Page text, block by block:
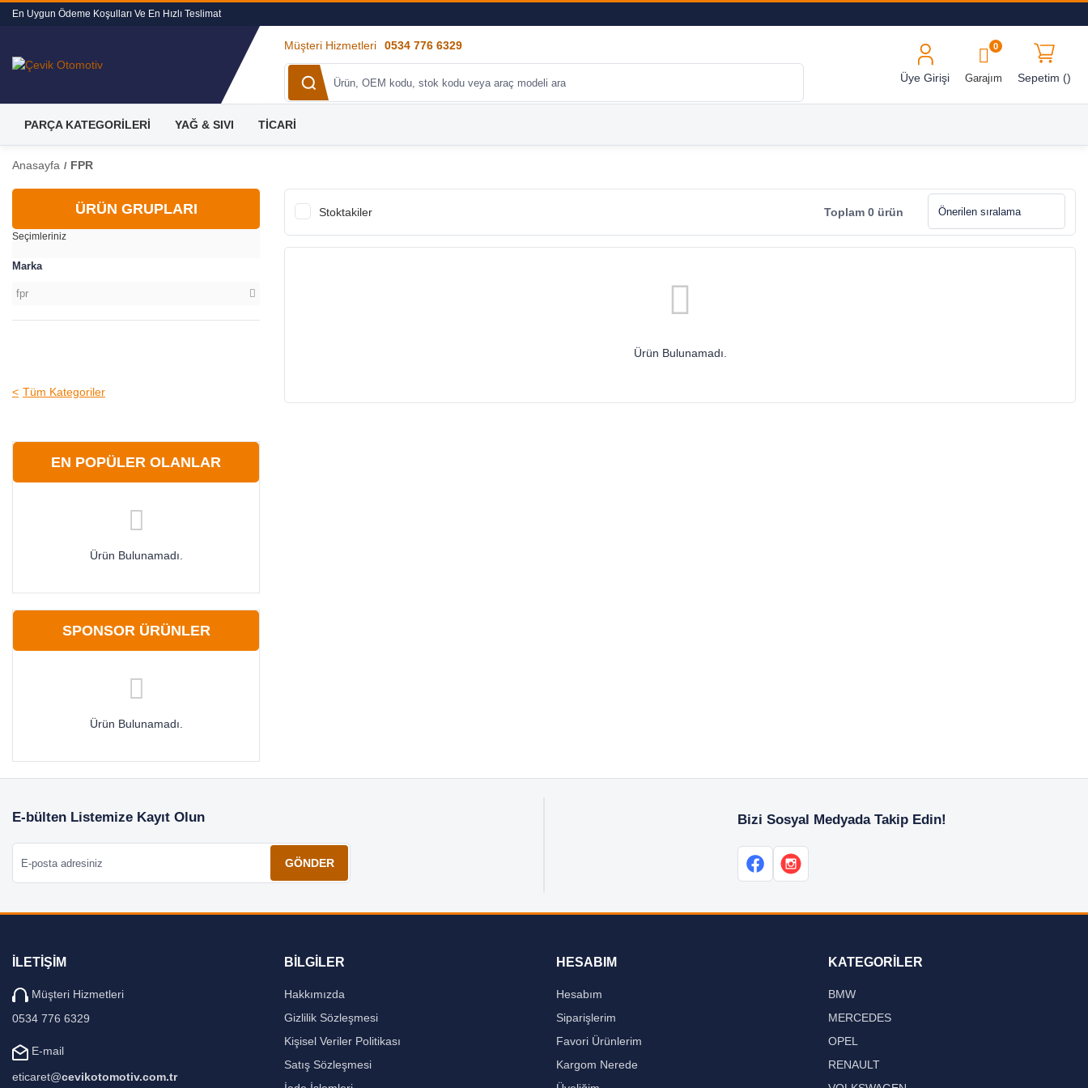
En Uygun Ödeme Koşulları Ve En Hızlı Teslimat
Müşteri Hizmetleri 0534 776 6329
Üye Girişi
0
Garajım Sepetim ()
PARÇA KATEGORİLERİ YAĞ & SIVI TİCARİ
Anasayfa FPR
ÜRÜN GRUPLARI
Seçimleriniz
Marka
fpr
Tüm Kategoriler
EN POPÜLER OLANLAR
Ürün Bulunamadı.
SPONSOR ÜRÜNLER
Ürün Bulunamadı.
Stoktakiler Toplam 0 ürün
Ürün Bulunamadı.
E-bülten Listemize Kayıt Olun
GÖNDER
Bizi Sosyal Medyada Takip Edin!
İLETİŞİM
Müşteri Hizmetleri
0534 776 6329
E-mail
eticaret@cevikotomotiv.com.tr
BİLGİLER
Hakkımızda
Gizlilik Sözleşmesi
Kişisel Veriler Politikası
Satış Sözleşmesi
HESABIM
Hesabım
Siparişlerim
Favori Ürünlerim
Kargom Nerede
KATEGORİLER
BMW
MERCEDES
OPEL
RENAULT